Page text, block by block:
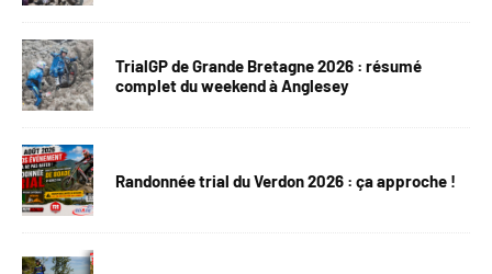
TrialGP de Grande Bretagne 2026 : résumé
complet du weekend à Anglesey
Randonnée trial du Verdon 2026 : ça approche !